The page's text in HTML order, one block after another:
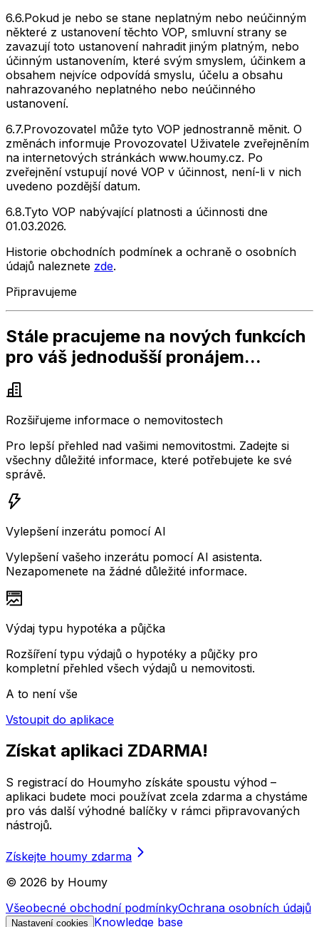
6.6.Pokud je nebo se stane neplatným nebo neúčinným
některé z ustanovení těchto VOP, smluvní strany se
zavazují toto ustanovení nahradit jiným platným, nebo
účinným ustanovením, které svým smyslem, účinkem a
obsahem nejvíce odpovídá smyslu, účelu a obsahu
nahrazovaného neplatného nebo neúčinného
ustanovení.
6.7.Provozovatel může tyto VOP jednostranně měnit. O
změnách informuje Provozovatel Uživatele zveřejněním
na internetových stránkách www.houmy.cz. Po
zveřejnění vstupují nové VOP v účinnost, není-li v nich
uvedeno pozdější datum.
6.8.Tyto VOP nabývající platnosti a účinnosti dne
01.03.2026.
Historie obchodních podmínek a ochraně o osobních
údajů naleznete zde.
Připravujeme
Stále pracujeme na nových funkcích
pro váš jednodušší pronájem...
Rozšiřujeme informace o nemovitostech
Pro lepší přehled nad vašimi nemovitostmi. Zadejte si
všechny důležité informace, které potřebujete ke své
správě.
Vylepšení inzerátu pomocí AI
Vylepšení vašeho inzerátu pomocí AI asistenta.
Nezapomenete na žádné důležité informace.
Výdaj typu hypotéka a půjčka
Rozšíření typu výdajů o hypotéky a půjčky pro
kompletní přehled všech výdajů u nemovitosti.
A to není vše
Vstoupit do aplikace
Získat aplikaci ZDARMA!
S registrací do Houmyho získáte spoustu výhod –
aplikaci budete moci používat zcela zdarma a chystáme
pro vás další výhodné balíčky v rámci připravovaných
nástrojů.
Získejte houmy zdarma
© 2026 by Houmy
Všeobecné obchodní podmínkyOchrana osobních údajů
Nastavení cookies Knowledge base